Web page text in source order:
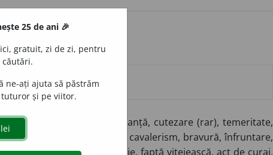
aplomb (livr.), cutezanță, cutezare (rar), temeritate,
eroism; voinicie (pop.), cavalerism, bravură, înfruntare,
eroică, faptă de vitejie, faptă vitejească, act de curaj,
25 de ani 🎉
gratuit, zi de zi, pentru
căutări.
ne-ați ajuta să păstrăm
și pe viitor.